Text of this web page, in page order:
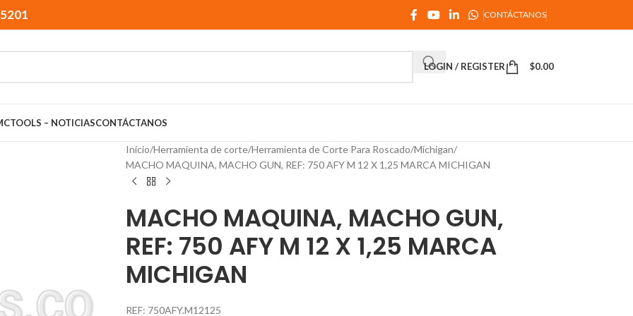
CONTÁCTANOS
LOGIN / REGISTER $0.00
– NOTICIASCONTÁCTANOS
Inicio Herramienta de corte Herramienta de Corte Para Roscado Michigan
MACHO MAQUINA, MACHO GUN, REF: 750 AFY M 12 X 1,25 MARCA MICHIGAN
MACHO MAQUINA, MACHO GUN,
REF: 750 AFY M 12 X 1,25 MARCA
MICHIGAN
REF: 750AFY.M12125